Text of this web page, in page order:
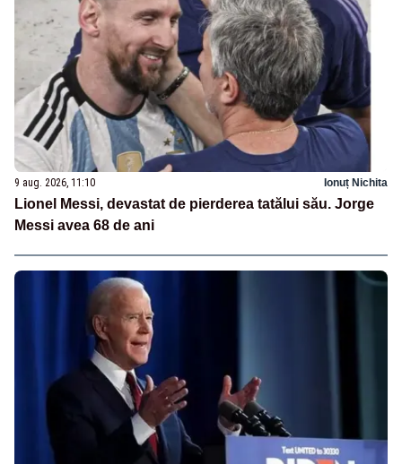
9 aug. 2026, 11:10 Ionuț Nichita
Lionel Messi, devastat de pierderea tatălui său. Jorge
Messi avea 68 de ani